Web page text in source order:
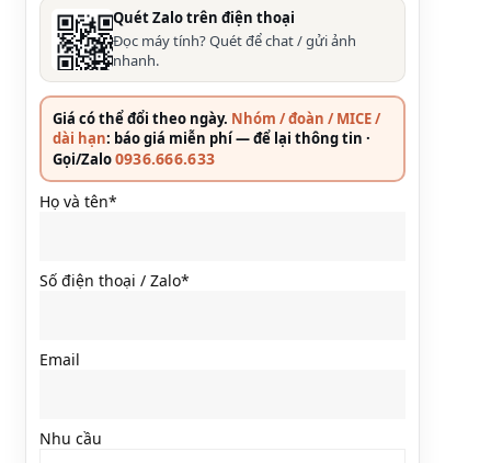
Quét Zalo trên điện thoại
Đọc máy tính? Quét để chat / gửi ảnh
nhanh.
Giá có thể đổi theo ngày. Nhóm / đoàn / MICE /
dài hạn: báo giá miễn phí — để lại thông tin ·
Gọi/Zalo0936.666.633
Họ và tên*
Số điện thoại / Zalo*
Email
Nhu cầu